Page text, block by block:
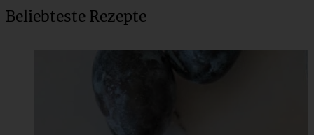
Beliebteste Rezepte